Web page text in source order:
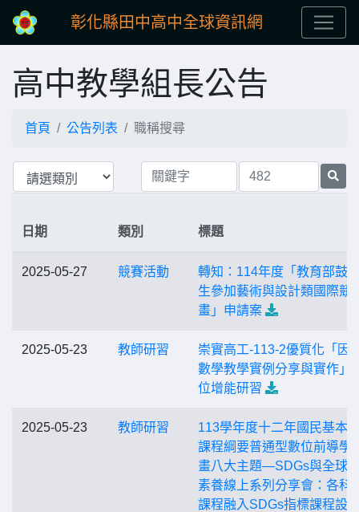
彰化縣田中高中全球資訊網
高中教學組長公告
首頁 公告列表 職稱搜尋
日期 類別 標題
2025-05-27 競賽活動
轉知：114年度「教育部鼓
生參加藝術與設計類國際競
畫」申請案
2025-05-23 教師研習
崇實高工-113-2優質化「因
數學教學實例分享與實作」
位增能研習
2025-05-23 教師研習
113學年度十二年國民基本
課程綱要普通型數位前導學
畫八大主題—SDGs與全球
素養線上系列分享會：各科
課程融入SDGs指標課程設